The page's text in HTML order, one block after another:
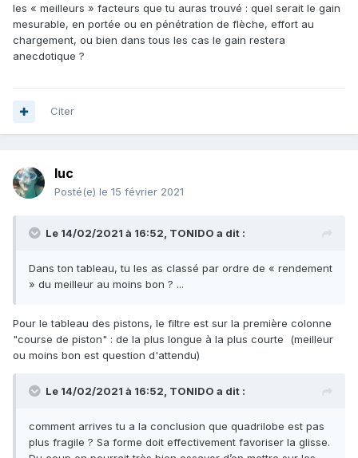
les « meilleurs » facteurs que tu auras trouvé : quel serait le gain
mesurable, en portée ou en pénétration de flèche, effort au
chargement, ou bien dans tous les cas le gain restera
anecdotique ?
Citer
luc
Posté(e) le 15 février 2021
Le 14/02/2021 à 16:52, TONIDO a dit :
Dans ton tableau, tu les as classé par ordre de « rendement
» du meilleur au moins bon ? ...
Pour le tableau des pistons, le filtre est sur la première colonne
"course de piston" : de la plus longue à la plus courte (meilleur
ou moins bon est question d'attendu)
Le 14/02/2021 à 16:52, TONIDO a dit :
comment arrives tu a la conclusion que quadrilobe est pas
plus fragile ? Sa forme doit effectivement favoriser la glisse.